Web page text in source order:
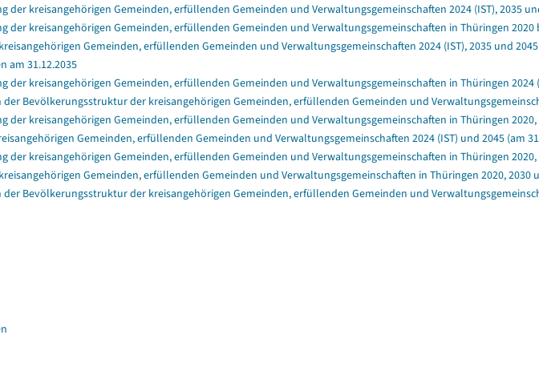
kreisangehörigen Gemeinden, erfüllenden Gemeinden und Verwaltungsgemeinschaften 2024 (IST), 2035
kreisangehörigen Gemeinden, erfüllenden Gemeinden und Verwaltungsgemeinschaften in Thüringen 2020
Gemeinden, erfüllenden Gemeinden und Verwaltungsgemeinschaften 2024 (IST), 2035 und
am 31.12.2035
kreisangehörigen Gemeinden, erfüllenden Gemeinden und Verwaltungsgemeinschaften in Thüringen
Bevölkerungsstruktur der kreisangehörigen Gemeinden, erfüllenden Gemeinden und
kreisangehörigen Gemeinden, erfüllenden Gemeinden und Verwaltungsgemeinschaften in Thüringen
Gemeinden, erfüllenden Gemeinden und Verwaltungsgemeinschaften 2024 (IST) und 2045 (am
kreisangehörigen Gemeinden, erfüllenden Gemeinden und Verwaltungsgemeinschaften in Thüringen 2020,
Gemeinden, erfüllenden Gemeinden und Verwaltungsgemeinschaften in Thüringen 2020, 2030
Bevölkerungsstruktur der kreisangehörigen Gemeinden, erfüllenden Gemeinden und